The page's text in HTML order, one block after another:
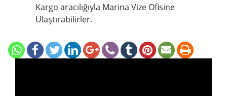
Kargo aracılığıyla Marina Vize Ofisine
Ulaştırabilirler.